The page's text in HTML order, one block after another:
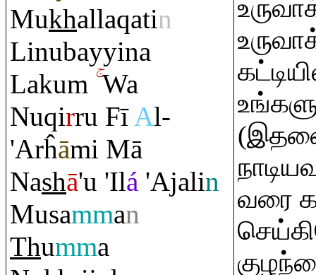
Mukhallaqatin
Linubayyina
Lakum Wa
Nuqirru FīAl-
'Arĥāmi Mā
Nashā'u 'Ilá 'Ajalin
Musamman
Thumma
வரை